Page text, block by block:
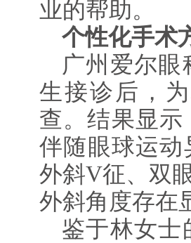
业的帮助。
个性化手术
广州爱尔
生接诊后，
查。结果显
伴随眼球运
外斜V征、双
外斜角度存在
鉴于林女士